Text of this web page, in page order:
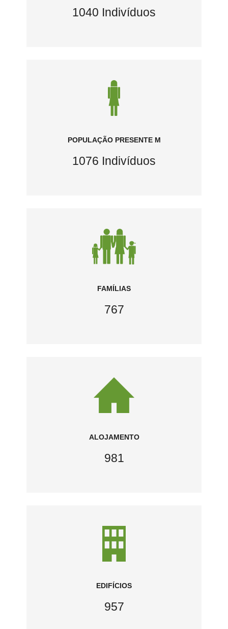
1040 Indivíduos
POPULAÇÃO PRESENTE M
1076 Indivíduos
FAMÍLIAS
767
ALOJAMENTO
981
EDIFÍCIOS
957